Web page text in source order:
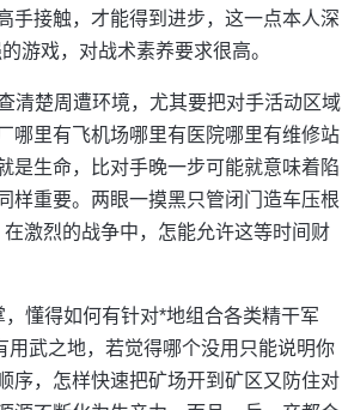
手接触，才能得到进步，这一点本人深
游戏，对战术素养要求很高。
清楚周遭环境，尤其要把对手活动区域
哪里有飞机场哪里有医院哪里有维修站
是生命，比对手晚一步可能就意味着陷
样重要。两眼一摸黑只管闭门造车压根
激烈的战争中，怎能允许这等时间财
懂得如何有针对*地组合各类精干军
武之地，若觉得哪个没用只能说明你
序，怎样快速把矿场开到矿区又防住对